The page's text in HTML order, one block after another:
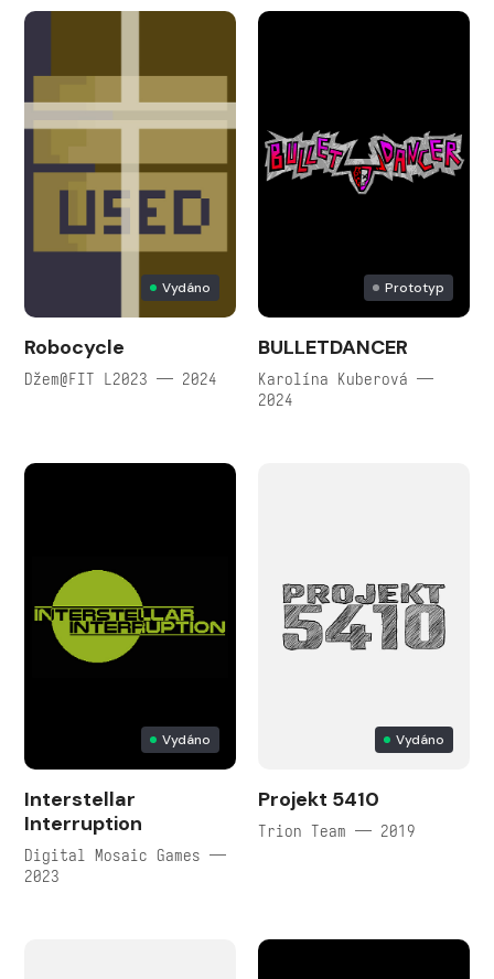
Vydáno
Robocycle
Džem@FIT L2023 — 2024
Prototyp
BULLETDANCER
Karolína Kuberová —
2024
Vydáno
Interstellar
Interruption
Digital Mosaic Games —
2023
Vydáno
Projekt 5410
Trion Team — 2019